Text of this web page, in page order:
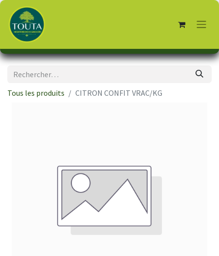
Tous les produits CITRON CONFIT VRAC/KG